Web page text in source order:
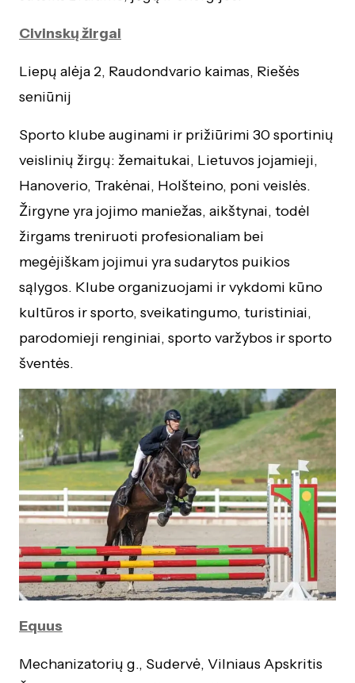
Civinskų žirgai
Liepų alėja 2, Raudondvario kaimas, Riešės
seniūnij
Sporto klube auginami ir prižiūrimi 30 sportinių
veislinių žirgų: žemaitukai, Lietuvos jojamieji,
Hanoverio, Trakėnai, Holšteino, poni veislės.
Žirgyne yra jojimo maniežas, aikštynai, todėl
žirgams treniruoti profesionaliam bei
megėjiškam jojimui yra sudarytos puikios
sąlygos. Klube organizuojami ir vykdomi kūno
kultūros ir sporto, sveikatingumo, turistiniai,
parodomieji renginiai, sporto varžybos ir sporto
šventės.
Equus
Mechanizatorių g., Sudervė, Vilniaus Apskritis